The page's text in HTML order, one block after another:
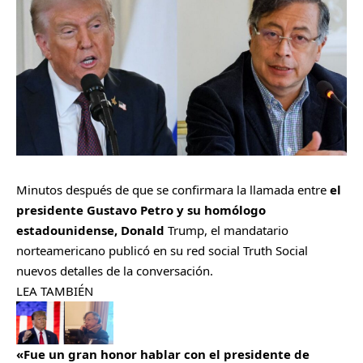
Minutos después de que se confirmara la llamada entre el
presidente Gustavo Petro y su homólogo
estadounidense, Donald Trump, el mandatario
norteamericano publicó en su red social Truth Social
nuevos detalles de la conversación.
LEA TAMBIÉN
«Fue un gran honor hablar con el presidente de